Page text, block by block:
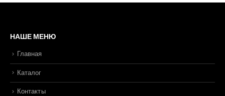
НАШЕ МЕНЮ
Главная
Каталог
Контакты